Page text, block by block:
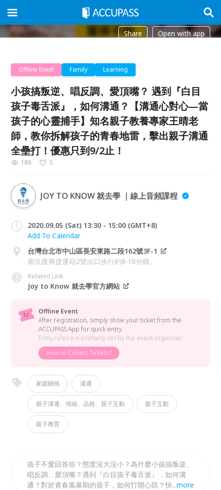
Share Open with app
Offline Event Family Learning
小孩搞叛逆、唱反調、愛頂嘴？ 遇到『白目
孩子毒舌派』，如何溝通？【溝通心對心—當
孩子的心靈捕手】知名親子教養專家王晴老
師，教你拆解孩子的青春地雷，擊出親子溝通
全壘打！優惠只到9/2止！
180 3
JOY TO KNOW 就去學 ｜線上音頻課程
2020.09.05 (Sat) 13:30 - 15:00 (GMT+8)
Add To Calendar
台灣台北市中山區長安東路二段162號3F-1
南京復興捷運站2號出口步行約8-10分鐘。
Related Link
Joy to Know 就去學官方網站
Offline Event
After registration, simply show your ticket from the
ACCUPASS App for quick entry.
Entry rules are primarily set by the event organizer.
How to Collect Tickets?
家庭關係 溝通
親子溝通、情緒、品格、親子互動 親子互動
親子教育
孩子不愛回答你？態度沒大沒小？為什麼小孩搞叛逆、
唱反調、愛頂嘴？遇到『白目孩子毒舌派』，如何溝
通？對於青春風暴期的孩子，如何打開心防？快速建立
...more